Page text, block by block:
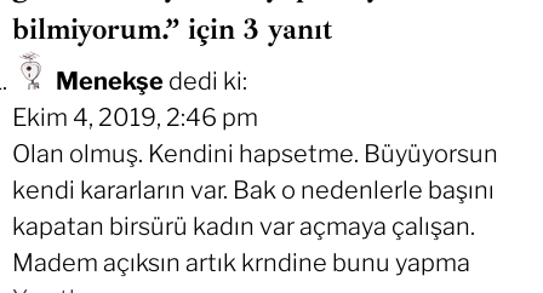
bilmiyorum.” için 3 yanıt
Menekşe dedi ki:
Ekim 4, 2019, 2:46 pm
Olan olmuş. Kendini hapsetme. Büyüyorsun
kendi kararların var. Bak o nedenlerle başını
kapatan birsürü kadın var açmaya çalışan.
Madem açıksın artık krndine bunu yapma